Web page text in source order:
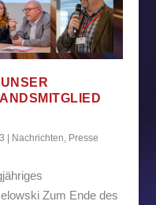
Nachrichten, Presse
Zum Ende des